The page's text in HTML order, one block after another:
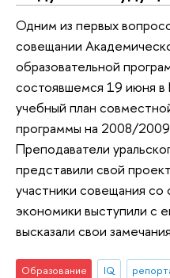
Одним из первых
совещании
образовательной
состоявшемся 19 июня в
учебный план
программы на 2008/
Преподаватели
представили свой
участники совещания
экономики выступили с
высказали свои
Образование IQ